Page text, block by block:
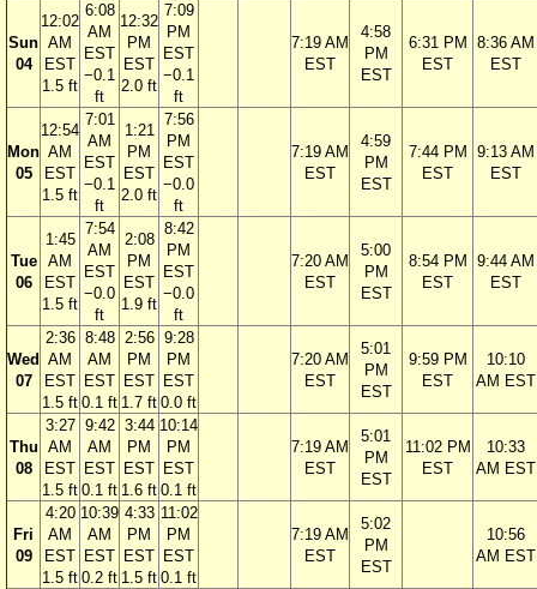
Sun
04
12:02
AM
EST
1.5 ft
6:08
AM
EST
−0.1
ft
12:32
PM
EST
2.0 ft
7:09
PM
EST
−0.1
ft
7:19 AM
EST
4:58
PM
EST
6:31 PM
EST
8:36 AM
EST
Mon
05
12:54
AM
EST
1.5 ft
7:01
AM
EST
−0.1
ft
1:21
PM
EST
2.0 ft
7:56
PM
EST
−0.0
ft
7:19 AM
EST
4:59
PM
EST
7:44 PM
EST
9:13 AM
EST
Tue
06
1:45
AM
EST
1.5 ft
7:54
AM
EST
−0.0
ft
2:08
PM
EST
1.9 ft
8:42
PM
EST
−0.0
ft
7:20 AM
EST
5:00
PM
EST
8:54 PM
EST
9:44 AM
EST
Wed
07
2:36
AM
EST
1.5 ft
8:48
AM
EST
0.1 ft
2:56
PM
EST
1.7 ft
9:28
PM
EST
0.0 ft
7:20 AM
EST
5:01
PM
EST
9:59 PM
EST
10:10
AM EST
Thu
08
3:27
AM
EST
1.5 ft
9:42
AM
EST
0.1 ft
3:44
PM
EST
1.6 ft
10:14
PM
EST
0.1 ft
7:19 AM
EST
5:01
PM
EST
11:02 PM
EST
10:33
AM EST
Fri
09
4:20
AM
EST
1.5 ft
10:39
AM
EST
0.2 ft
4:33
PM
EST
1.5 ft
11:02
PM
EST
0.1 ft
7:19 AM
EST
5:02
PM
EST
10:56
AM EST